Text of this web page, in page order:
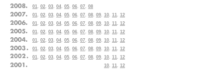
01. 02. 03. 04. 05. 06. 07. 08
01. 02. 03. 04. 05. 06. 07. 08. 09. 10. 11. 12
01. 02. 03. 04. 05. 06. 07. 08. 09. 10. 11. 12
01. 02. 03. 04. 05. 06. 07. 08. 09. 10. 11. 12
01. 02. 03. 04. 05. 06. 07. 08. 09. 10. 11. 12
01. 02. 03. 04. 05. 06. 07. 08. 09. 10. 11. 12
01. 02. 03. 04. 05. 06. 07. 08. 09. 10. 11. 12
10. 11. 12